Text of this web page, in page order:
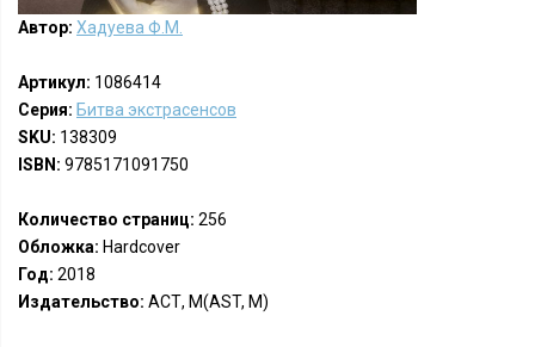
Автор: Хадуева Ф.М.
Артикул: 1086414
Серия: Битва экстрасенсов
SKU: 138309
ISBN: 9785171091750
Количество страниц: 256
Обложка: Hardcover
Год: 2018
Издательство: АСТ, М(AST, M)